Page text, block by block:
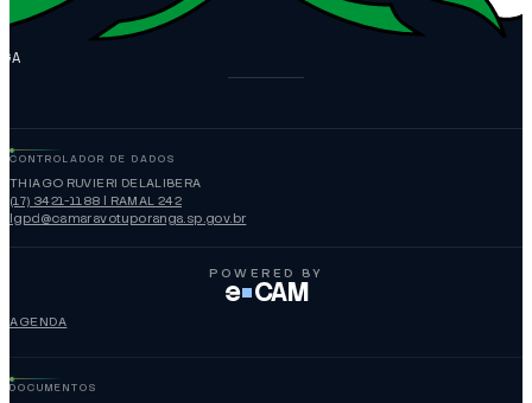
CONTROLADOR DE DADOS
THIAGO RUVIERI DELALIBERA
(17) 3421-1188 | RAMAL 242
lgpd@camaravotuporanga.sp.gov.br
POWERED BY
e CAM
AGENDA
DOCUMENTOS